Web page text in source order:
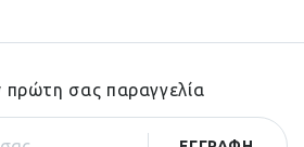
πρώτη σας παραγγελία